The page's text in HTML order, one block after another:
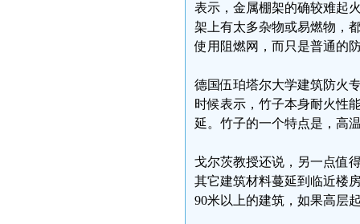
表示，金属棚架的确较难起
架上有太多杂物或易燃物，
使用阻燃网，而只是普通的
德国伍珀塔尔大学建筑防火
时候表示，竹子本身耐火性
延。竹子的一个特点是，高
戈尔茨教授还说，另一点值
其它建筑材料蔓延到临近楼
90米以上的建筑，如果高层